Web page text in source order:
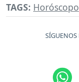
TAGS: Horóscopo
SÍGUENOS